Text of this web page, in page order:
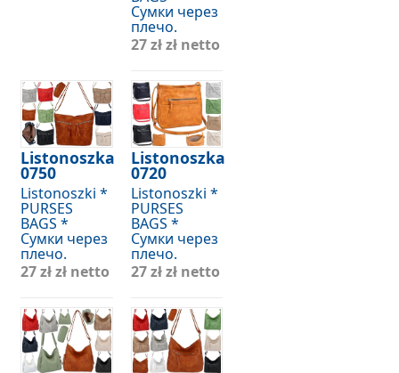
Сумки через
плечо.
27 złzł netto
Listonoszka
0750
Listonoszki *
PURSES
BAGS *
Сумки через
плечо.
27 złzł netto
Listonoszka
0720
Listonoszki *
PURSES
BAGS *
Сумки через
плечо.
27 złzł netto